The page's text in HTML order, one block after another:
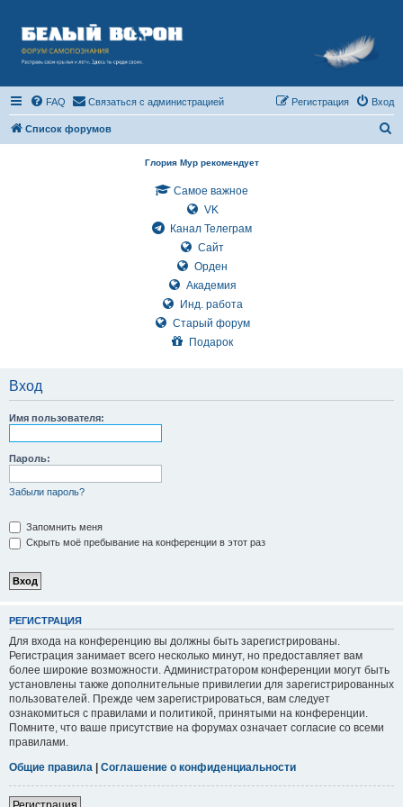
FAQ Связаться с администрацией Вход
Регистрация
Список форумов
Глория Мур рекомендует
Самое важное
VK
Канал Телеграм
Сайт
Орден
Академия
Инд. работа
Старый форум
Подарок
Вход
Имя пользователя:
Пароль:
Забыли пароль?
Запомнить меня
Скрыть моё пребывание на конференции в этот раз
РЕГИСТРАЦИЯ
Для входа на конференцию вы должны быть зарегистрированы.
Регистрация занимает всего несколько минут, но предоставляет вам
более широкие возможности. Администратором конференции могут быть
установлены также дополнительные привилегии для зарегистрированных
пользователей. Прежде чем зарегистрироваться, вам следует
ознакомиться с правилами и политикой, принятыми на конференции.
Помните, что ваше присутствие на форумах означает согласие со всеми
правилами.
Общие правила
Соглашение о конфиденциальности